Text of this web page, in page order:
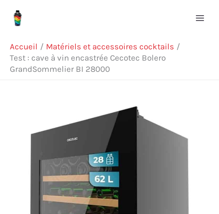
Accueil
Matériels et accessoires cocktails
Test : cave à vin encastrée Cecotec Bolero
GrandSommelier BI 28000
Rechercher